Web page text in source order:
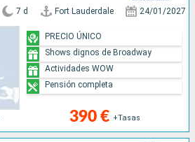
7 d Fort Lauderdale 24/01/2027
390 € +Tasas
PRECIO ÚNICO
Shows dignos de Broadway
Actividades WOW
Pensión completa